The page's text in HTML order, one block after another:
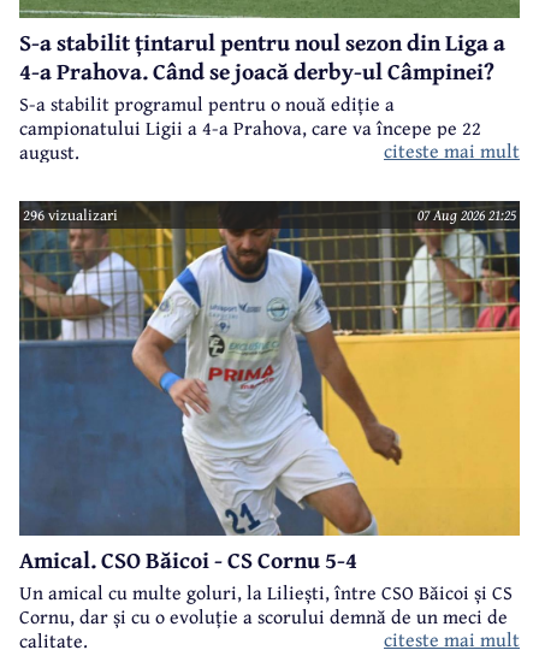
S-a stabilit țintarul pentru noul sezon din Liga a
4-a Prahova. Când se joacă derby-ul Câmpinei?
S-a stabilit programul pentru o nouă ediție a
campionatului Ligii a 4-a Prahova, care va începe pe 22
august.
citeste mai mult
296 vizualizari 07 Aug 2026 21:25
Amical. CSO Băicoi - CS Cornu 5-4
Un amical cu multe goluri, la Liliești, între CSO Băicoi și CS
Cornu, dar și cu o evoluție a scorului demnă de un meci de
calitate.
citeste mai mult